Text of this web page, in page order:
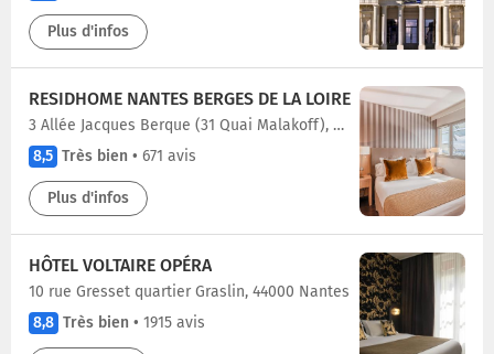
Plus d'infos
RESIDHOME NANTES BERGES DE LA LOIRE
3 Allée Jacques Berque (31 Quai Malakoff), 44000 Nantes
8,5 Très bien • 671 avis
Plus d'infos
HÔTEL VOLTAIRE OPÉRA
10 rue Gresset quartier Graslin, 44000 Nantes
8,8 Très bien • 1915 avis